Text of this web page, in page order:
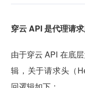
穿云 API 是代理请
由于穿云 API 在底
辑，关于请求头（